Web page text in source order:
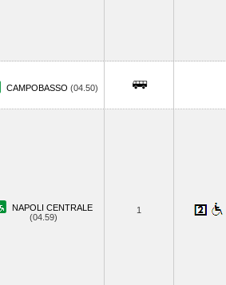
CAMPOBASSO (04.50)
NAPOLI CENTRALE
(04.59)
1